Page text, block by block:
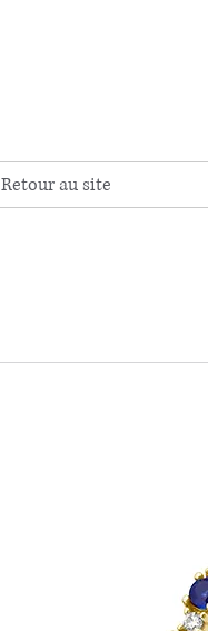
Retour au site